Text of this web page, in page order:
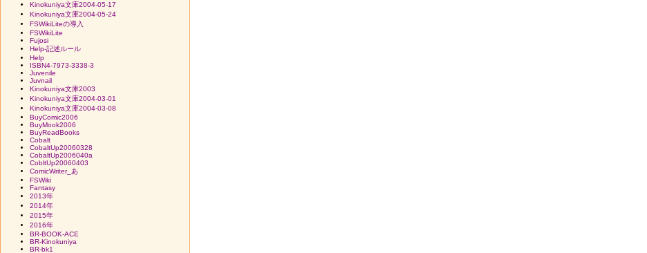
Kinokuniya文庫2004-05-17
Kinokuniya文庫2004-05-24
FSWikiLiteの導入
FSWikiLite
Fujosi
Help-記述ルール
Help
ISBN4-7973-3338-3
Juvenile
Juvnail
Kinokuniya文庫2003
Kinokuniya文庫2004-03-01
Kinokuniya文庫2004-03-08
BuyComic2006
BuyMook2006
BuyReadBooks
Cobalt
CobaltUp20060328
CobaltUp2006040a
CobltUp20060403
ComicWriter_あ
FSWiki
Fantasy
2013年
2014年
2015年
2016年
BR-BOOK-ACE
BR-Kinokuniya
BR-bk1